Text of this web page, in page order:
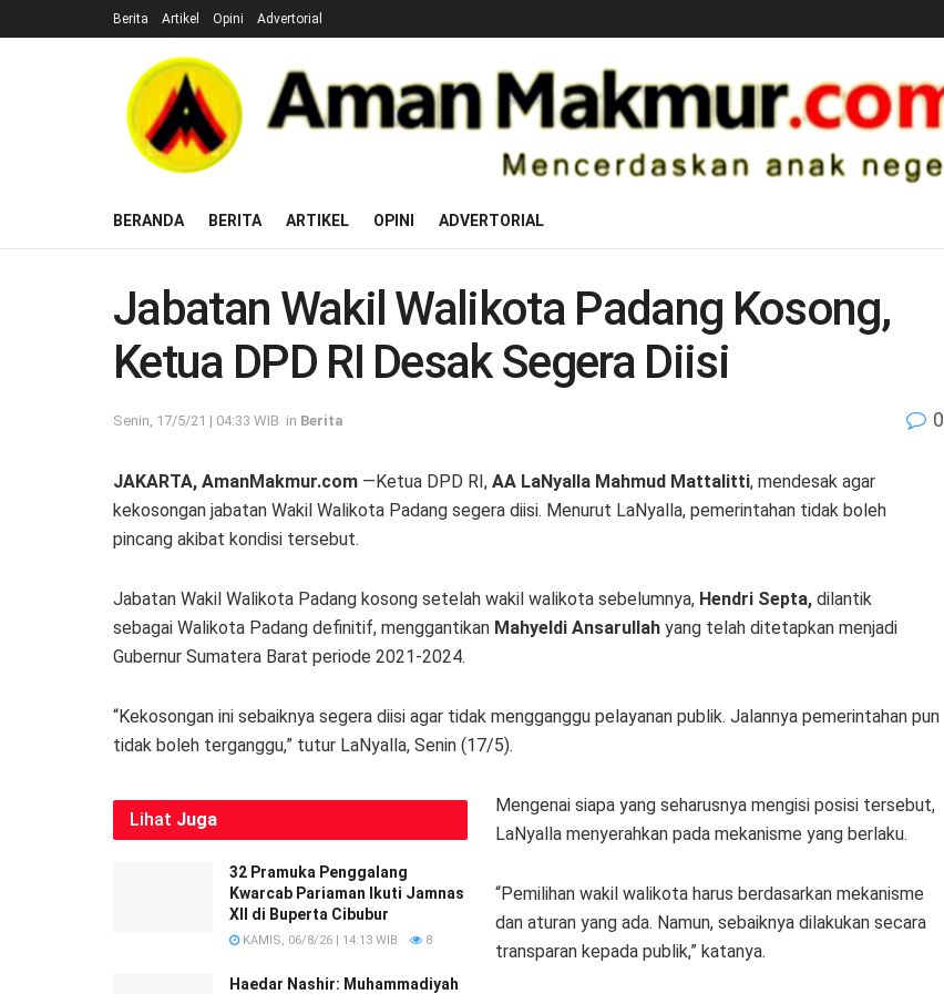
Berita Artikel Opini Advertorial
BERANDA BERITA ARTIKEL OPINI ADVERTORIAL
Jabatan Wakil Walikota Padang Kosong,
Ketua DPD RI Desak Segera Diisi
Senin, 17/5/21 | 04:33 WIB in Berita 0
JAKARTA, AmanMakmur.com —Ketua DPD RI, AA LaNyalla Mahmud Mattalitti, mendesak agar
kekosongan jabatan Wakil Walikota Padang segera diisi. Menurut LaNyalla, pemerintahan tidak boleh
pincang akibat kondisi tersebut.
Jabatan Wakil Walikota Padang kosong setelah wakil walikota sebelumnya, Hendri Septa, dilantik
sebagai Walikota Padang definitif, menggantikan Mahyeldi Ansarullah yang telah ditetapkan menjadi
Gubernur Sumatera Barat periode 2021-2024.
“Kekosongan ini sebaiknya segera diisi agar tidak mengganggu pelayanan publik. Jalannya pemerintahan pun
tidak boleh terganggu,” tutur LaNyalla, Senin (17/5).
Lihat Juga
32 Pramuka Penggalang
Kwarcab Pariaman Ikuti Jamnas
XII di Buperta Cibubur
KAMIS, 06/8/26 | 14:13 WIB 8
Haedar Nashir: Muhammadiyah
Mengenai siapa yang seharusnya mengisi posisi tersebut,
LaNyalla menyerahkan pada mekanisme yang berlaku.
“Pemilihan wakil walikota harus berdasarkan mekanisme
dan aturan yang ada. Namun, sebaiknya dilakukan secara
transparan kepada publik,” katanya.